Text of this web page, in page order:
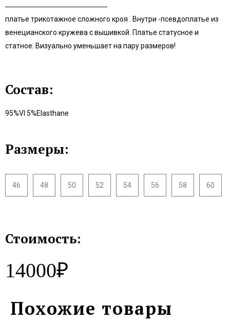
платье трикотажное сложного кроя . Внутри -псевдоплатье из
венецианского кружева с вышивкой. Платье статусное и
статное. Визуально уменьшает на пару размеров!
Состав:
95%VI 5%Elasthane
Размеры:
46 48 50 52 54 56 58 60
Стоимость:
14000₽
Похожие товары